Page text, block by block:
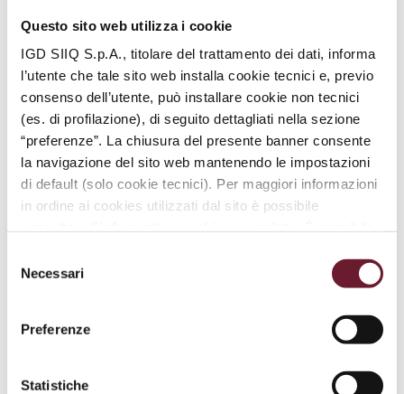
Questo sito web utilizza i cookie
IGD SIIQ S.p.A., titolare del trattamento dei dati, informa
l’utente che tale sito web installa cookie tecnici e, previo
consenso dell’utente, può installare cookie non tecnici
(es. di profilazione), di seguito dettagliati nella sezione
“preferenze”. La chiusura del presente banner consente
la navigazione del sito web mantenendo le impostazioni
di default (solo cookie tecnici). Per maggiori informazioni
in ordine ai cookies utilizzati dal sito è possibile
mediante il link “
delNecessari
Preferenze
Statistiche